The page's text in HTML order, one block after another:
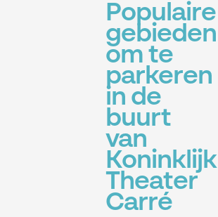
Populaire
gebieden
om te
parkeren
in de
buurt
van
Koninklijk
Theater
Carré